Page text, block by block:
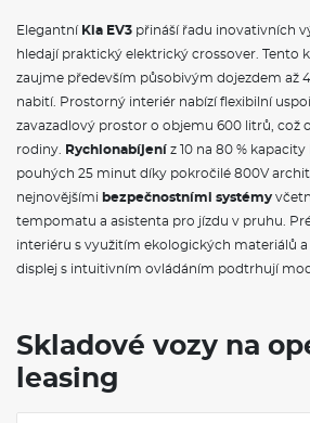
vozidla (ICC-D)
Elektrické ovládání předních a zadních
Asistent pro rozjezd do kopce HAC
Indikace nezapnutých pásů
USB nabíjecí porty, 2x v palubní desce,
sedadle spolujezdce
Rozdělovač brzdného tlaku EBD
Výškově stavitelné sedadlo řidiče a
Hlavní světlomety Full LED s
dálkových světlometů + denní svícení
17" hliníkové disky kol s pneumatikami
SOS tlačítko pro systém eCall
Zatmavená skla zadních a pátých dveří
Loketní opěrka předních sedadel
Zadní parkovací senzory
Elegantní Kia EV3 přináší řadu inovativních
hledají praktický elektrický crossover. Tento
zaujme především působivým dojezdem až
nabití. Prostorný interiér nabízí flexibilní
zavazadlový prostor o objemu 600 litrů, což
rodiny.
Rychlonabíjení z 10 na 80 %
pouhých 25 minut díky pokročilé 800V
nejnovějšími bezpečnostními systémy
tempomatu a asistenta pro jízdu v pruhu.
interiéru s využitím ekologických materiálů a
displej s intuitivním ovládáním podtrhují
Skladové vozy na
leasing